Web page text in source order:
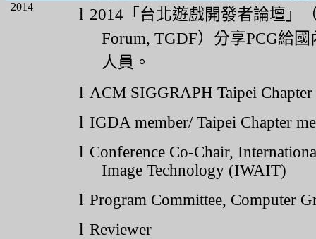
2014 l 2014 「台北遊戲開發者論壇」
Forum, TGDF）分享PCG給國
人員。
l ACM SIGGRAPH Taipei Chapter
l IGDA member/ Taipei Chapter
l Conference Co-Chair,
Image Technology (IWAIT)
l Program Committee, Computer
l Reviewer